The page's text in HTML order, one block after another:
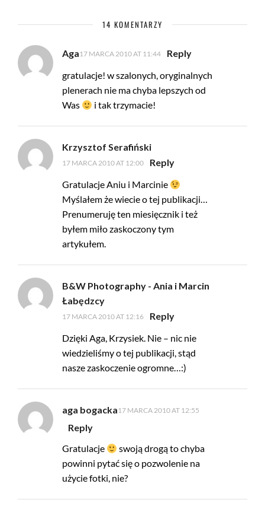
14 KOMENTARZY
Aga17 MARCA 2010 AT 11:44
Reply
gratulacje! w szalonych, oryginalnych
plenerach nie ma chyba lepszych od
Was
i tak trzymacie!
Krzysztof Serafiński
17 MARCA 2010 AT 12:00
Reply
Gratulacje Aniu i Marcinie
Myślałem że wiecie o tej publikacji…
Prenumeruję ten miesięcznik i też
byłem miło zaskoczony tym
artykułem.
B&W Photography - Ania i Marcin
Łabędzcy
17 MARCA 2010 AT 12:16
Reply
Dzięki Aga, Krzysiek. Nie – nic nie
wiedzieliśmy o tej publikacji, stąd
nasze zaskoczenie ogromne…:)
aga bogacka17 MARCA 2010 AT 12:55
Reply
Gratulacje
swoją drogą to chyba
powinni pytać się o pozwolenie na
użycie fotki, nie?